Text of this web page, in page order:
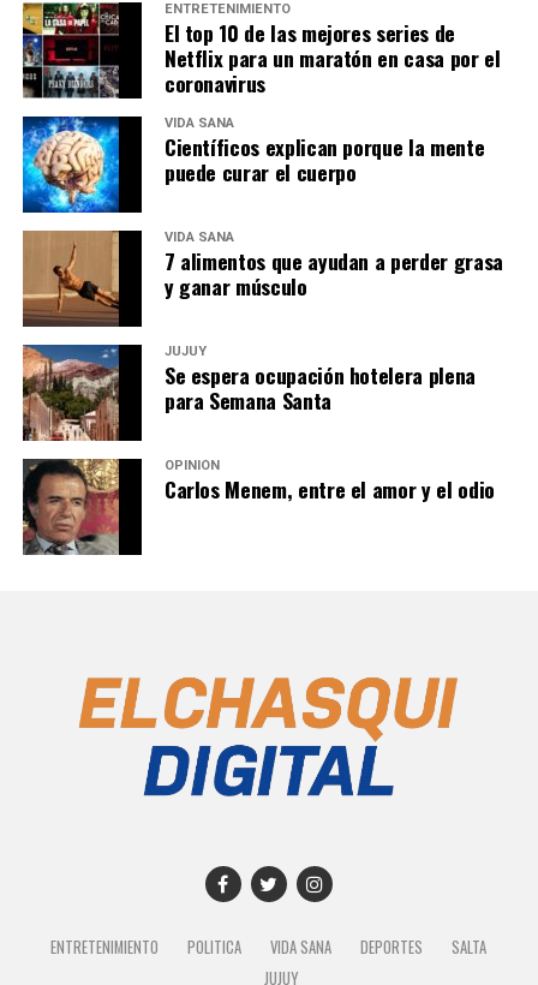
ENTRETENIMIENTO
El top 10 de las mejores series de
Netflix para un maratón en casa por el
coronavirus
VIDA SANA
Científicos explican porque la mente
puede curar el cuerpo
VIDA SANA
7 alimentos que ayudan a perder grasa
y ganar músculo
JUJUY
Se espera ocupación hotelera plena
para Semana Santa
OPINIÓN
Carlos Menem, entre el amor y el odio
ENTRETENIMIENTO POLITICA VIDA SANA DEPORTES
SALTA
JUJUY